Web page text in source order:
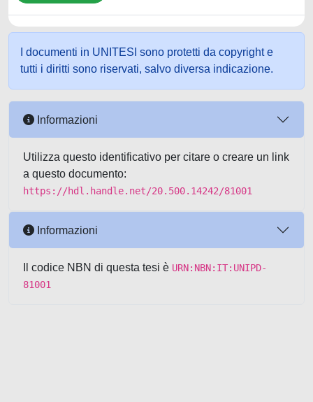
I documenti in UNITESI sono protetti da copyright e
tutti i diritti sono riservati, salvo diversa indicazione.
Informazioni
Utilizza questo identificativo per citare o creare un link
a questo documento:
https://hdl.handle.net/20.500.14242/81001
Informazioni
Il codice NBN di questa tesi è URN:NBN:IT:UNIPD-
81001